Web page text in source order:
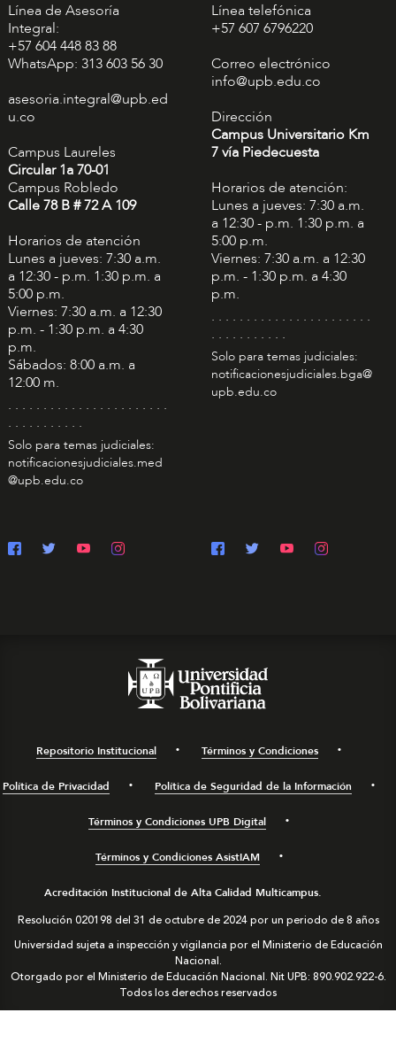
Línea de Asesoría
Integral:
+57 604 448 83 88
WhatsApp: 313 603 56 30
asesoria.integral@upb.ed
u.co
Campus Laureles
Circular 1a 70-01
Campus Robledo
Calle 78 B # 72 A 109
Horarios de atención
Lunes a jueves: 7:30 a.m.
a 12:30 - p.m. 1:30 p.m. a
5:00 p.m.
Viernes: 7:30 a.m. a 12:30
p.m. - 1:30 p.m. a 4:30
p.m.
Sábados: 8:00 a.m. a
12:00 m.
. . . . . . . . . . . . . . . . . . . . . . .
. . . . . . . . . . .
Solo para temas judiciales:
notificacionesjudiciales.med
@upb.edu.co
Línea telefónica
+57 607 6796220
Correo electrónico
info@upb.edu.co
Dirección
Campus Universitario Km
7 vía Piedecuesta
Horarios de atención:
Lunes a jueves: 7:30 a.m.
a 12:30 - p.m. 1:30 p.m. a
5:00 p.m.
Viernes: 7:30 a.m. a 12:30
p.m. - 1:30 p.m. a 4:30
p.m.
. . . . . . . . . . . . . . . . . . . . . . .
. . . . . . . . . . .
Solo para temas judiciales:
notificacionesjudiciales.bga@
upb.edu.co
Repositorio Institucional Términos y Condiciones
Política de Privacidad Política de Seguridad de la Información
Términos y Condiciones UPB Digital
Términos y Condiciones AsistIAM
Acreditación Institucional de Alta Calidad Multicampus.
Resolución 020198 del 31 de octubre de 2024 por un periodo de 8 años
Universidad sujeta a inspección y vigilancia por el Ministerio de Educación
Nacional.
Otorgado por el Ministerio de Educación Nacional. Nit UPB: 890.902.922-6.
Todos los derechos reservados